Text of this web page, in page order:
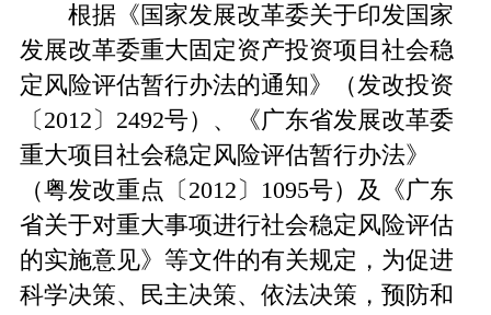
根据《国家发展改革委关于印发国家
发展改革委重大固定资产投资项目社会稳
定风险评估暂行办法的通知》（发改投资
〔2012〕2492号）、《广东省发展改革委
重大项目社会稳定风险评估暂行办法》
（粤发改重点〔2012〕1095号）及《广东
省关于对重大事项进行社会稳定风险评估
的实施意见》等文件的有关规定，为促进
科学决策、民主决策、依法决策，预防和